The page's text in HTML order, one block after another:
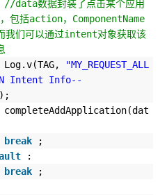
//data数据封装了点击某个应用
包括action，ComponentName
我们可以通过intent对象获取该
"MY_REQUEST_ALL
Intent Info--
break ;
:
break ;